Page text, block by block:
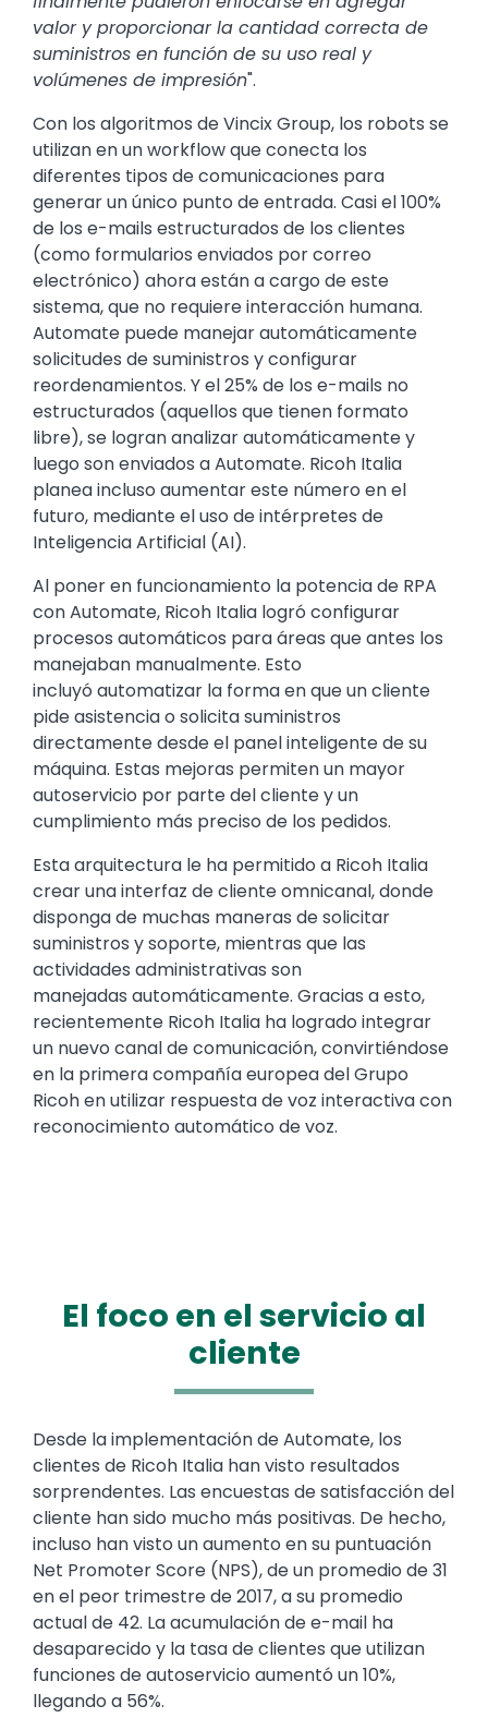
valor y proporcionar la cantidad correcta de
suministros en función de su uso real y
volúmenes de impresión".
Con los algoritmos de Vincix Group, los robots se
utilizan en un workflow que conecta los
diferentes tipos de comunicaciones para
generar un único punto de entrada. Casi el 100%
de los e-mails estructurados de los clientes
(como formularios enviados por correo
electrónico) ahora están a cargo de este
sistema, que no requiere interacción humana.
Automate puede manejar automáticamente
solicitudes de suministros y configurar
reordenamientos. Y el 25% de los e-mails no
estructurados (aquellos que tienen formato
libre), se logran analizar automáticamente y
luego son enviados a Automate. Ricoh Italia
planea incluso aumentar este número en el
futuro, mediante el uso de intérpretes de
Inteligencia Artificial (AI).
Al poner en funcionamiento la potencia de RPA
con Automate, Ricoh Italia logró configurar
procesos automáticos para áreas que antes los
manejaban manualmente. Esto
incluyó automatizar la forma en que un cliente
pide asistencia o solicita suministros
directamente desde el panel inteligente de su
máquina. Estas mejoras permiten un mayor
autoservicio por parte del cliente y un
cumplimiento más preciso de los pedidos.
Esta arquitectura le ha permitido a Ricoh Italia
crear una interfaz de cliente omnicanal, donde
disponga de muchas maneras de solicitar
suministros y soporte, mientras que las
actividades administrativas son
manejadas automáticamente. Gracias a esto,
recientemente Ricoh Italia ha logrado integrar
un nuevo canal de comunicación, convirtiéndose
en la primera compañía europea del Grupo
Ricoh en utilizar respuesta de voz interactiva con
reconocimiento automático de voz.
El foco en el servicio al
cliente
Text
Desde la implementación de Automate, los
clientes de Ricoh Italia han visto resultados
sorprendentes. Las encuestas de satisfacción del
cliente han sido mucho más positivas. De hecho,
incluso han visto un aumento en su puntuación
Net Promoter Score (NPS), de un promedio de 31
en el peor trimestre de 2017, a su promedio
actual de 42. La acumulación de e-mail ha
desaparecido y la tasa de clientes que utilizan
funciones de autoservicio aumentó un 10%,
llegando a 56%.